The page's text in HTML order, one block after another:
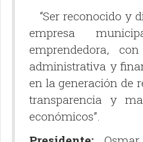
“Ser reconocido y
empresa
emprendedora,
administrativa y
en la generación de
transparencia y
económicos”.